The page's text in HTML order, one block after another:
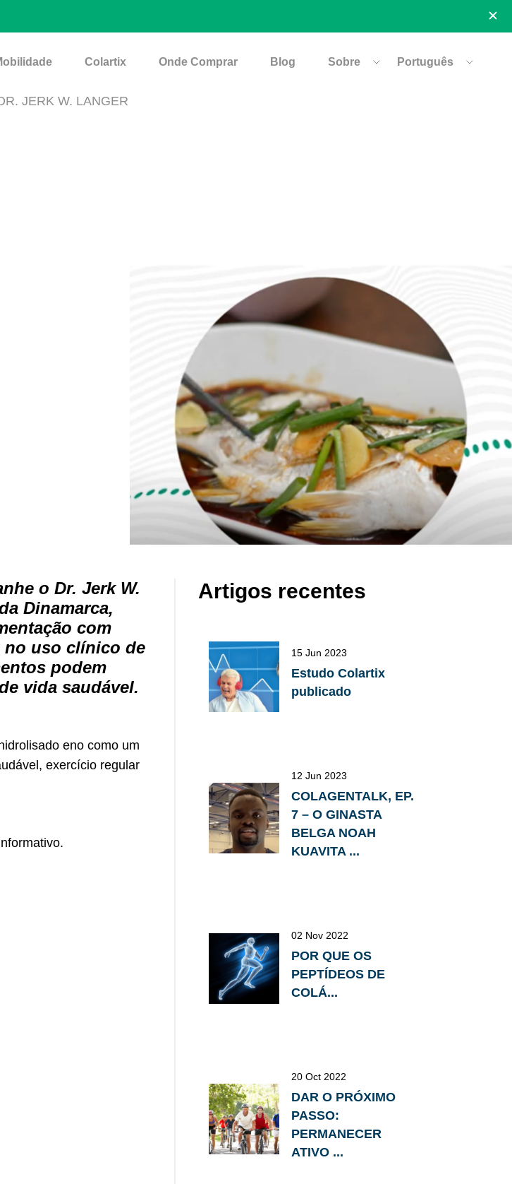
Colartix Onde Comprar Blog Sobre Português
JERK W. LANGER
o Dr. Jerk W.
Dinamarca,
com
no uso clínico de
podem
vida saudável.
eno como um
exercício regular
Artigos recentes
15 Jun 2023
Estudo Colartix
publicado
12 Jun 2023
COLAGENTALK, EP.
7 – O GINASTA
BELGA NOAH
KUAVITA ...
02 Nov 2022
POR QUE OS
PEPTÍDEOS DE
COLÁ...
20 Oct 2022
DAR O PRÓXIMO
PASSO:
PERMANECER
ATIVO ...